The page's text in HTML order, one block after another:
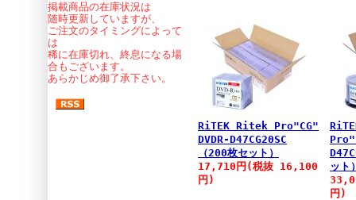
掲載商品の在庫状況は
随時更新していますが、
ご注文のタイミングによって
は
稀に在庫切れ、終息になる場
合もございます。
あらかじめ御了承下さい。
RiTEK Ritek Pro"CG"
DVDR-D47CG20SC
（200枚セット）
17,710円(税抜 16,100
円)
ット
円)